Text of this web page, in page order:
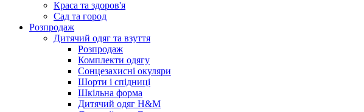
Краса та здоров'я
Сад та город
Розпродаж
Дитячий одяг та взуття
Розпродаж
Комплекти одягу
Сонцезахисні окуляри
Шорти і спідниці
Шкільна форма
Дитячий одяг H&M